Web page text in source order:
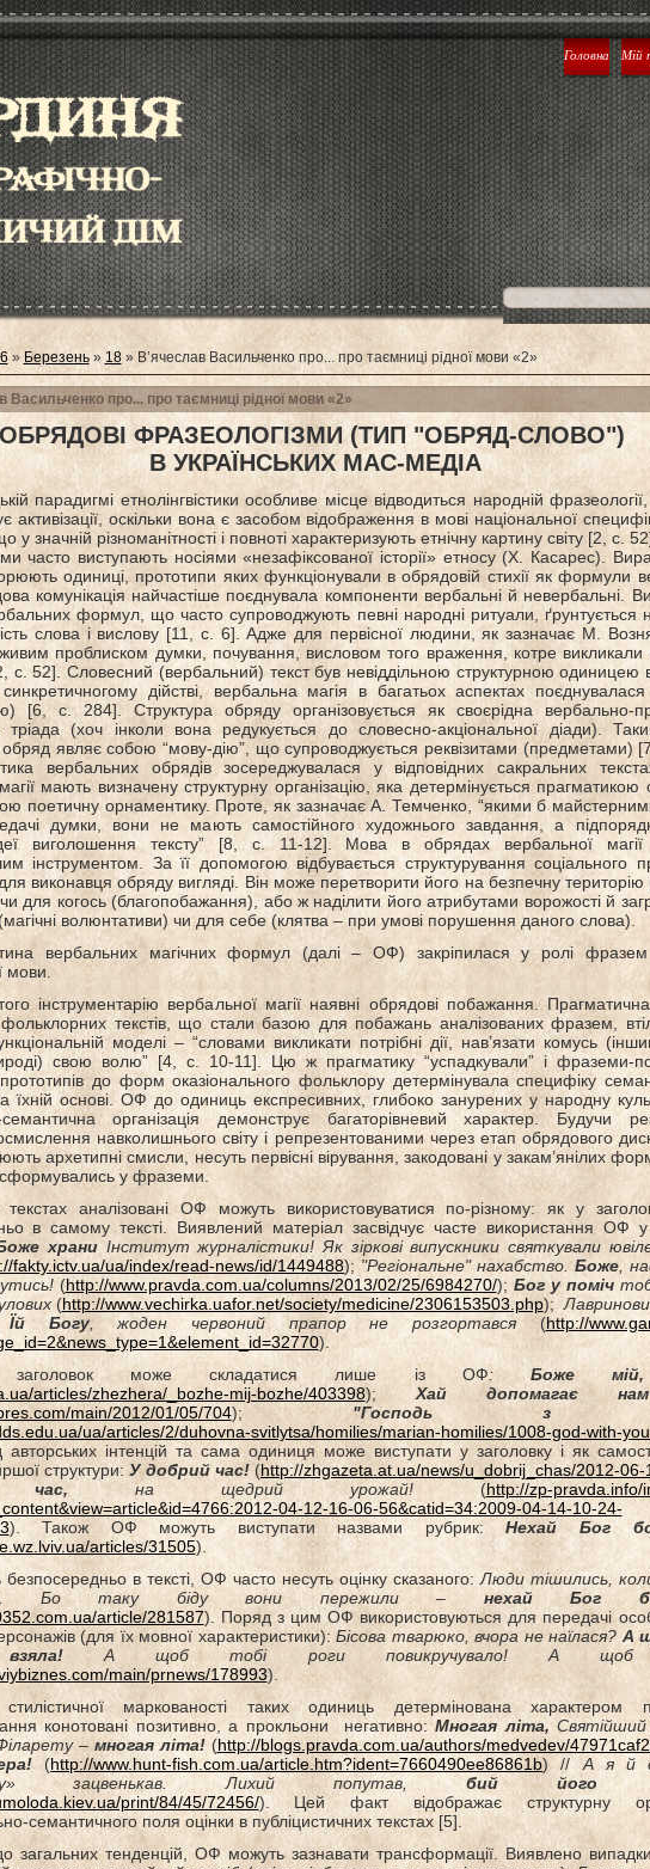
Головна Мій
» Березень » 18» В’ячеслав Васильченко про... про таємниці рідної мови «2»
Васильченко про... про таємниці рідної мови «2»
ФРАЗЕОЛОГІЗМИ (ТИП "ОБРЯД-СЛОВО")
В УКРАЇНСЬКИХ МАС-МЕДІА
парадигмі етнолінгвістики особливе місце відводиться народній
активізації, оскільки вона є засобом відображення в мові національної
у значній різноманітності і повноті характеризують етнічну картину світу [2, с.
часто виступають носіями «незафіксованої історії» етносу (Х. Касарес).
одиниці, прототипи яких функціонували в обрядовій стихії як формули
комунікація найчастіше поєднувала компоненти вербальні й невербальні.
формул, що часто супроводжують певні народні ритуали, ґрунтується
слова і вислову [11, с. 6]. Адже для первісної людини, як зазначає М.
проблиском думки, почування, висловом того враження, котре викликали
с. 52]. Словесний (вербальний) текст був невіддільною структурною одиницею
дійстві, вербальна магія в багатьох аспектах
[6, с. 284]. Структура обряду організовується як своєрідна вербально-
тріада (хоч інколи вона редукується до словесно-акціональної діади).
являє собою “мову-дію”, що супроводжується реквізитами (предметами)
вербальних обрядів зосереджувалася у відповідних сакральних
мають визначену структурну організацію, яка детермінується прагматикою
поетичну орнаментику. Проте, як зазначає А. Темченко, “якими б
думки, вони не мають самостійного художнього завдання, а
виголошення тексту” [8, с. 11-12]. Мова в обрядах вербальної магії
інструментом. За її допомогою відбувається структурування соціального
виконавця обряду вигляді. Він може перетворити його на безпечну
для когось (благопобажання), або ж наділити його атрибутами ворожості й
волюнтативи) чи для себе (клятва – при умові порушення даного слова).
вербальних магічних формул (далі – ОФ) закріпилася у ролі фразем
мови.
інструментарію вербальної магії наявні обрядові побажання.
фольклорних текстів, що стали базою для побажань аналізованих фразем,
моделі – “словами викликати потрібні дії, нав’язати комусь
свою волю” [4, с. 10-11]. Цю ж прагматику “успадкували” і фраземи-
до форм оказіонального фольклору детермінувала специфіку
їхній основі. ОФ до одиниць експресивних, глибоко занурених у народну
організація демонструє багаторівневий характер. Будучи
навколишнього світу і репрезентованими через етап обрядового
архетипні смисли, несуть первісні вірування, закодовані у закам’янілих
у фраземи.
аналізовані ОФ можуть використовуватися по-різному: як у
в самому тексті. Виявлений матеріал засвідчує часте використання ОФ у
храниІнститут журналістики! Як зіркові випускники святкували
fakty.ictv.ua/ua/index/read-news/id/1449488);"Регіональне" нахабство. Боже,
(http://www.pravda.com.ua/columns/2013/02/25/6984270/); Бог у поміч
(http://www.vechirka.uafor.net/society/medicine/2306153503.php);
Їй Богу, жоден червоний прапор не розгортався(http://
).
заголовок може складатися лише із ОФ:Боже
articles/zhezhera/_bozhe-mij-bozhe/403398); Хай допомагає
main/2012/01/05/704); "Господь з
ua/articles/2/duhovna-svitlytsa/homilies/marian-homilies/1008-god-with-
авторських інтенцій та сама одиниця може виступати у заголовку і як
структури:У добрий час! (http://zhgazeta.at.ua/news/u_dobrij_chas/2012-06-
час,
на щедрий урожай!(http://zp-pravda.info/
04-12-16-06-56&catid=34:2009-04-14-10-24-
). Також ОФ можуть виступати назвами рубрик:Нехай Бог
articles/31505).
в тексті, ОФ часто несуть оцінку сказаного: Люди тішились,
Бо таку біду вони пережили – нехай Бог
article/281587). Поряд з цим ОФ використовуються для передачі
(для їх мовної характеристики):Бісова тварюко, вчора не наїлася? А
А щоб тобі роги повикручувало! А щоб
main/prnews/178993).
маркованості таких одиниць детермінована характером
конотовані позитивно, а прокльони негативно:Многая літа,
–многая літа!(http://blogs.pravda.com.ua/authors/medvedev/
(http://www.hunt-fish.com.ua/article.htm?ident=7660490ee86861b) //А я й
зацвенькав. Лихий попутав, бий його
print/84/45/72456/). Цей факт відображає структурну
семантичного поля оцінки в публіцистичних текстах [5].
загальних тенденцій, ОФ можуть зазнавати трансформації. Виявлено